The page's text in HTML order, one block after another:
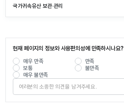
국가귀속유산 보관·관리
현재 페이지의 정보와 사용편의성에 만족하시나요?
매우 만족
만족
보통
불만족
매우 불만족